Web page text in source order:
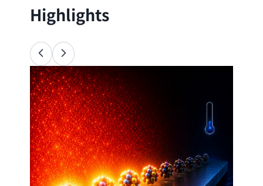
Highlights